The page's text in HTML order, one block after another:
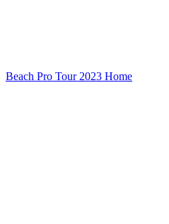
Beach Pro Tour 2023 Home